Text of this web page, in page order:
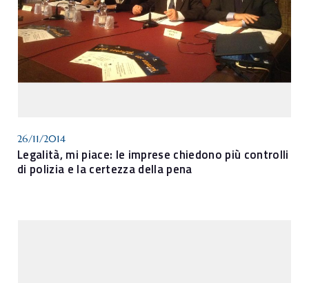
26/11/2014
Legalità, mi piace: le imprese chiedono più controlli
di polizia e la certezza della pena